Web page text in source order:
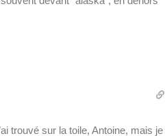
trouvé sur la toile, Antoine, mais je